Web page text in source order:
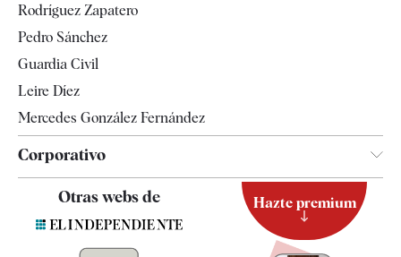
Televisión
Rodríguez Zapatero
Pedro Sánchez
Guardia Civil
Leire Díez
Mercedes González Fernández
Corporativo
Contacto
Otras webs de Hazte premium